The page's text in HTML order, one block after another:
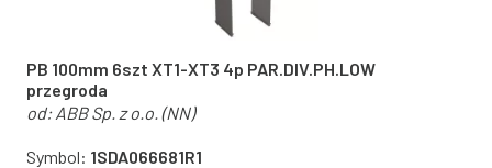
PB 100mm 6szt XT1-XT3 4p PAR.DIV.PH.LOW
przegroda
od: ABB Sp. z o.o. (NN)
Symbol: 1SDA066681R1